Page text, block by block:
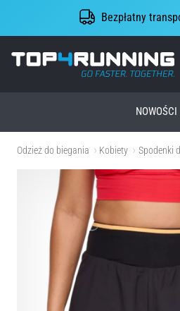
Bezpłatny
NOWOŚCI
Odzież do biegania Kobiety Spodenki